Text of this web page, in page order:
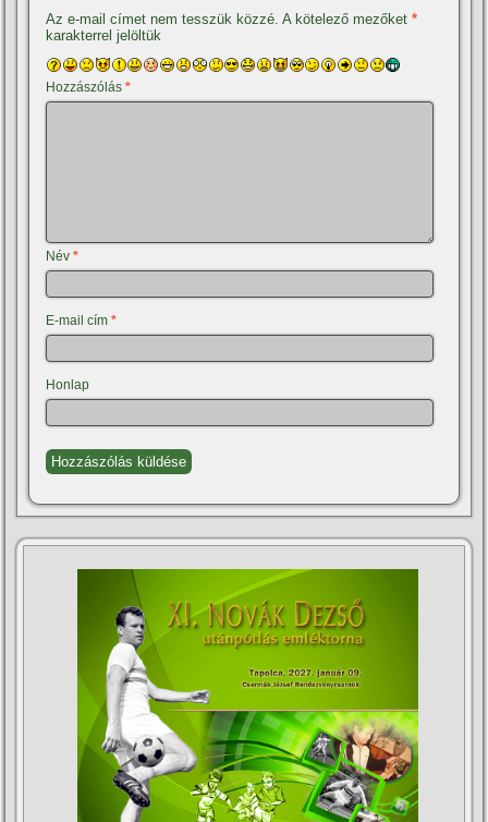
Az e-mail címet nem tesszük közzé. A kötelező mezőket*
karakterrel jelöltük
Hozzászólás*
Név*
E-mail cím*
Honlap